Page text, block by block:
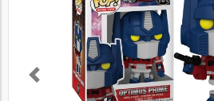
Previous